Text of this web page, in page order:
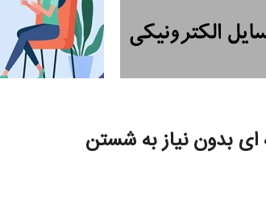
بدون نیاز به شستن